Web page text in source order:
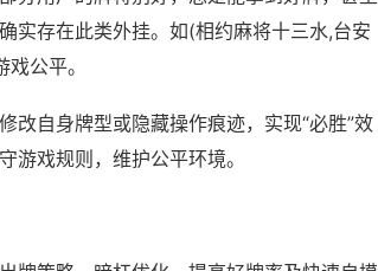
实存在此类外挂。如(相约麻将十三水,台安
公平。
改自身牌型或隐藏操作痕迹，实现“必胜”效
游戏规则，维护公平环境。